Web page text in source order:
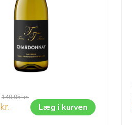
kr.
149,95kr.
Læg i kurven